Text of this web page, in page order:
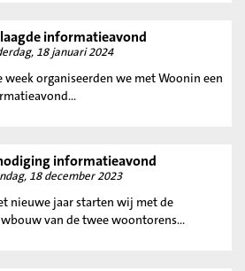
informatieavond
18 januari 2024
week organiseerden we met Woonin een
informatieavond
18 december 2023
nieuwe jaar starten wij met de
van de twee woontorens...